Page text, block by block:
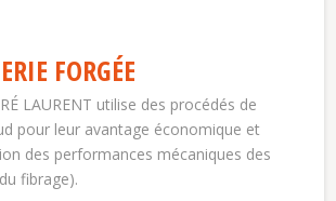
FORGÉE
LAURENT utilise des procédés de
pour leur avantage économique et
des performances mécaniques des
fibrage).